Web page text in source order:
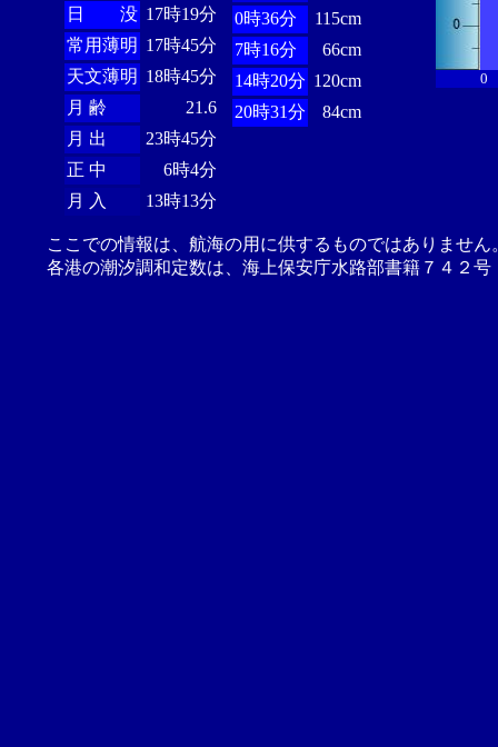
日 没 17時19分
常用薄明 17時45分
天文薄明 18時45分
月 齢
21.6
月 出
23時45分
正 中
6時4分
月 入
13時13分
0時36分
115cm
7時16分
66cm
14時20分 120cm
20時31分
84cm
0
ここでの情報は、航海の用に供するものではありませ
各港の潮汐調和定数は、海上保安庁水路部書籍７４２